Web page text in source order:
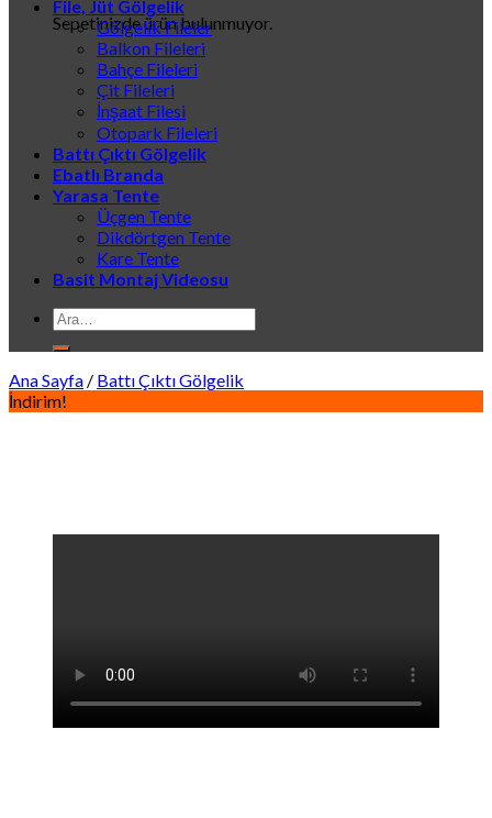
Sepetinizde ürün bulunmuyor.
File, Jüt Gölgelik
Gölgelik Fileler
Balkon Fileleri
Bahçe Fileleri
Çit Fileleri
İnşaat Filesi
Otopark Fileleri
Battı Çıktı Gölgelik
Ebatlı Branda
Yarasa Tente
Üçgen Tente
Dikdörtgen Tente
Kare Tente
Basit Montaj Videosu
Ara:
Ana Sayfa / Battı Çıktı Gölgelik
İndirim!